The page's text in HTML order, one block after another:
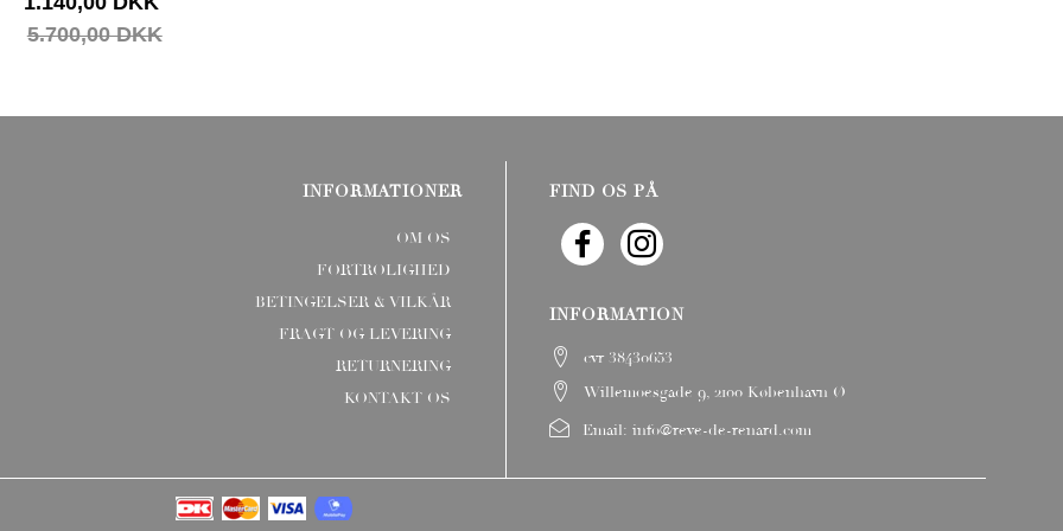
5.700,00 DKK
INFORMATIONER
OM OS
FORTROLIGHED
BETINGELSER & VILKÅR
FRAGT OG LEVERING
RETURNERING
KONTAKT OS
FIND OS PÅ
INFORMATION
cvr 38430653
Willemoesgade 9, 2100 København Ø
Email:info@reve-de-renard.com